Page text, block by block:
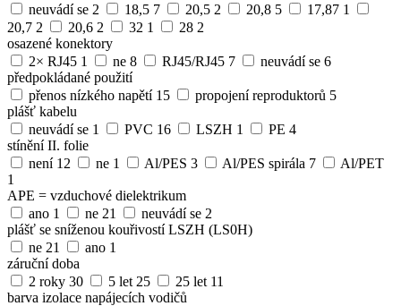
neuvádí se 2 18,5 7 20,5 2 20,8 5 17,87 1
20,7 2 20,6 2 32 1 28 2
osazené konektory
2× RJ45 1 ne 8 RJ45/RJ45 7 neuvádí se 6
předpokládané použití
přenos nízkého napětí 15 propojení reproduktorů 5
plášť kabelu
neuvádí se 1 PVC 16 LSZH 1 PE 4
stínění II. folie
není 12 ne 1 Al/PES 3 Al/PES spirála 7
Al/PET
1
APE = vzduchové dielektrikum
ano 1 ne 21 neuvádí se 2
plášť se sníženou kouřivostí LSZH (LS0H)
ne 21 ano 1
záruční doba
2 roky 30 5 let 25 25 let 11
barva izolace napájecích vodičů